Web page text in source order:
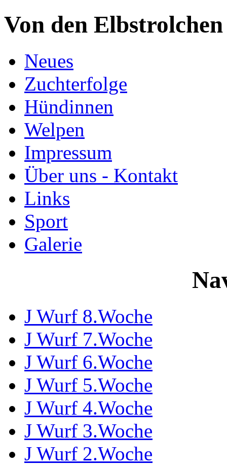
Von den Elbstrolchen
Neues
Zuchterfolge
Hündinnen
Welpen
Impressum
Über uns - Kontakt
Links
Sport
Galerie
J Wurf 8.Woche
J Wurf 7.Woche
J Wurf 6.Woche
J Wurf 5.Woche
J Wurf 4.Woche
J Wurf 3.Woche
J Wurf 2.Woche